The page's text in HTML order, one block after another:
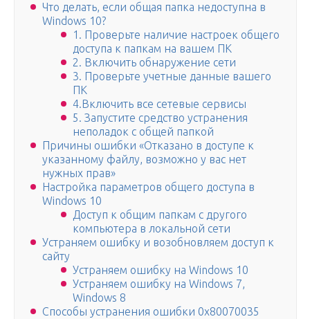
Что делать, если общая папка недоступна в
Windows 10?
1. Проверьте наличие настроек общего
доступа к папкам на вашем ПК
2. Включить обнаружение сети
3. Проверьте учетные данные вашего
ПК
4.Включить все сетевые сервисы
5. Запустите средство устранения
неполадок с общей папкой
Причины ошибки «Отказано в доступе к
указанному файлу, возможно у вас нет
нужных прав»
Настройка параметров общего доступа в
Windows 10
Доступ к общим папкам с другого
компьютера в локальной сети
Устраняем ошибку и возобновляем доступ к
сайту
Устраняем ошибку на Windows 10
Устраняем ошибку на Windows 7,
Windows 8
Способы устранения ошибки 0х80070035